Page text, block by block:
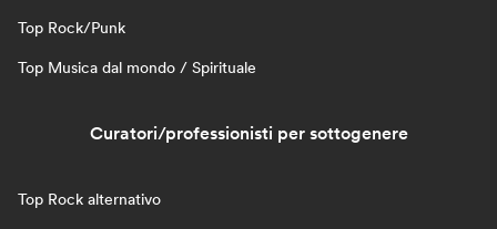
Top Rock/Punk
Top Musica dal mondo / Spirituale
Curatori/professionisti per sottogenere
Top Rock alternativo